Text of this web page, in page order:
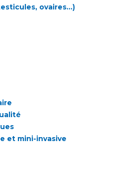
Usagers (CDU)
des Usagers
et de sécurité des soins
ovaires...)
et mini-invasive